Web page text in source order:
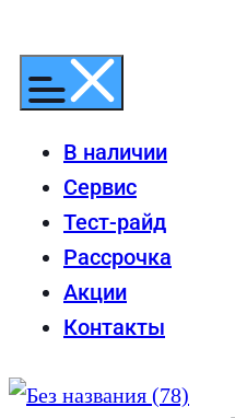
содержимому
В наличии
Сервис
Тест-райд
Рассрочка
Акции
Контакты